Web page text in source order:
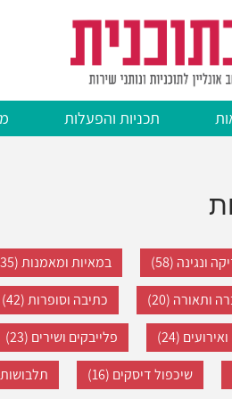
תכניות והפעלות
ונגינה (58)
במאיות ומאמנות (35)
ותאורה (20)
כתיבה וסופרות (42)
(24)
פלייבקים ושירים (23)
שיכפול דיסקים (16) תלבושות